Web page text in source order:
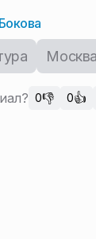
Москва
0👎 0👍